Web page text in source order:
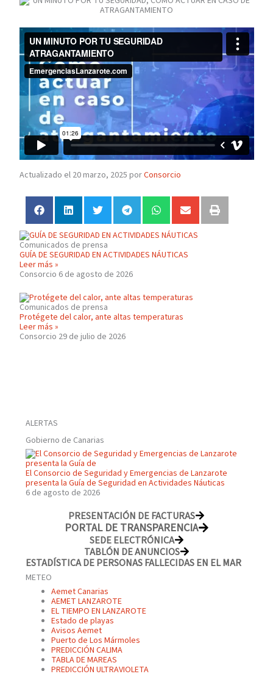
Actualizado el 20 marzo, 2025 porConsorcio
Comunicados de prensa
GUÍA DE SEGURIDAD EN ACTIVIDADES NÁUTICAS
Leer más »
Consorcio 6 de agosto de 2026
Comunicados de prensa
Protégete del calor, ante altas temperaturas
Leer más »
Consorcio 29 de julio de 2026
ALERTAS
Gobierno de Canarias
El Consorcio de Seguridad y Emergencias de Lanzarote
presenta la Guía de Seguridad en Actividades Náuticas
6 de agosto de 2026
PRESENTACIÓN DE FACTURAS
PORTAL DE TRANSPARENCIA
SEDE ELECTRÓNICA
TABLÓN DE ANUNCIOS
ESTADÍSTICA DE PERSONAS FALLECIDAS EN EL MAR
METEO
Aemet Canarias
AEMET LANZAROTE
EL TIEMPO EN LANZAROTE
Estado de playas
Avisos Aemet
Puerto de Los Mármoles
PREDICCIÓN CALIMA
TABLA DE MAREAS
PREDICCIÓN ULTRAVIOLETA